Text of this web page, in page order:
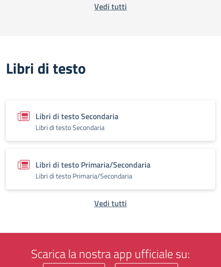
Vedi tutti
Libri di testo
Libri di testo Secondaria
Libri di testo Secondaria
Libri di testo Primaria/Secondaria
Libri di testo Primaria/Secondaria
Vedi tutti
Scarica la nostra app ufficiale su: